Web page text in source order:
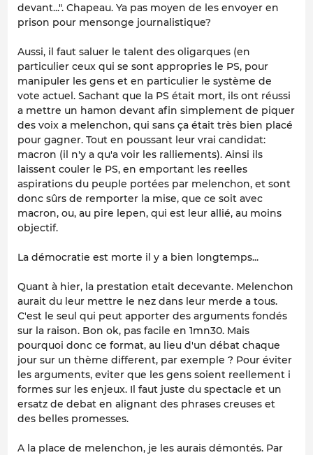
devant...". Chapeau. Ya pas moyen de les envoyer en
prison pour mensonge journalistique?
Aussi, il faut saluer le talent des oligarques (en
particulier ceux qui se sont appropries le PS, pour
manipuler les gens et en particulier le système de
vote actuel. Sachant que la PS était mort, ils ont réussi
a mettre un hamon devant afin simplement de piquer
des voix a melenchon, qui sans ça était très bien placé
pour gagner. Tout en poussant leur vrai candidat:
macron (il n'y a qu'a voir les ralliements). Ainsi ils
laissent couler le PS, en emportant les reelles
aspirations du peuple portées par melenchon, et sont
donc sûrs de remporter la mise, que ce soit avec
macron, ou, au pire lepen, qui est leur allié, au moins
objectif.
La démocratie est morte il y a bien longtemps...
Quant à hier, la prestation etait decevante. Melenchon
aurait du leur mettre le nez dans leur merde a tous.
C'est le seul qui peut apporter des arguments fondés
sur la raison. Bon ok, pas facile en 1mn30. Mais
pourquoi donc ce format, au lieu d'un débat chaque
jour sur un thème different, par exemple ? Pour éviter
les arguments, eviter que les gens soient reellement i
formes sur les enjeux. Il faut juste du spectacle et un
ersatz de debat en alignant des phrases creuses et
des belles promesses.
A la place de melenchon, je les aurais démontés. Par